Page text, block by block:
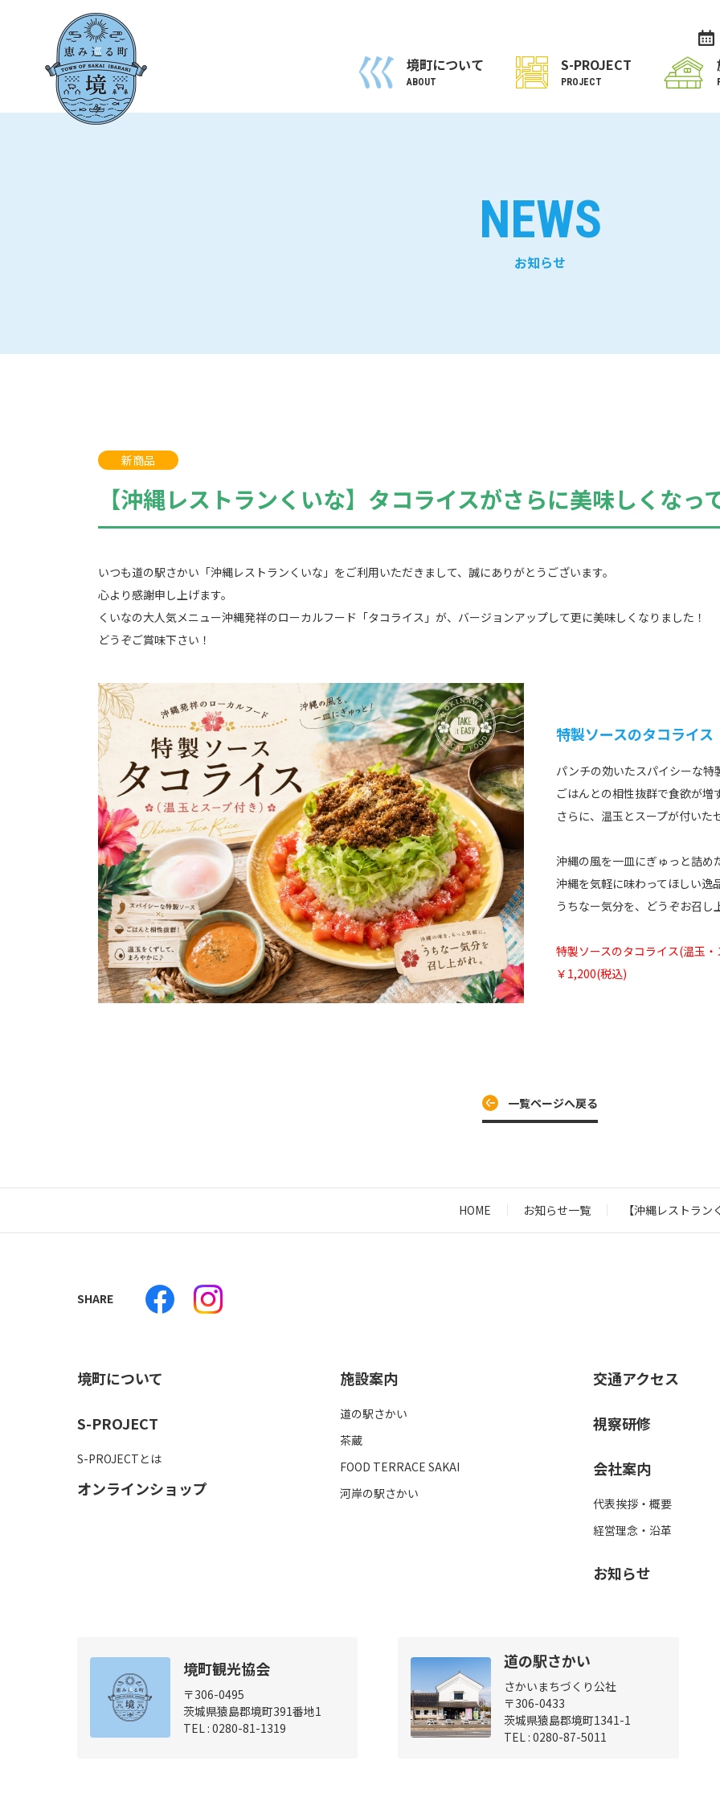
境町について
ABOUT
S-PROJECT
PROJECT
NEWS
お知らせ
新商品
【沖縄レストランくいな】タコライスがさらに美味しくなっ
いつも道の駅さかい「沖縄レストランくいな」をご利用いただきまして、誠にありがとうございます。
心より感謝申し上げます。
くいなの大人気メニュー沖縄発祥のローカルフード「タコライス」が、バージョンアップして更に美味しくなりました！
どうぞご賞味下さい！
特製ソースのタコライス
パンチの効いたスパイシーな特
ごはんとの相性抜群で食欲が増
さらに、温玉とスープが付い
沖縄の風を一皿にぎゅっと詰めた
沖縄を気軽に味わってほしい逸
うちなー気分を、どうぞお召し
特製ソースのタコライス(温玉・
￥1,200(税込)
一覧ページへ戻る
HOME お知らせ一覧 【沖縄レストラ
境町について
S-PROJECT
S-PROJECTとは
オンラインショップ
施設案内
道の駅さかい
茶蔵
FOOD TERRACE SAKAI
河岸の駅さかい
交通アクセス
視察研修
会社案内
代表挨拶・概要
経営理念・沿革
お知らせ
境町観光協会
〒306-0495
茨城県猿島郡境町391番地1
TEL :0280-81-1319
道の駅さかい
さかいまちづくり公社
〒306-0433
茨城県猿島郡境町1341-1
TEL :0280-87-5011